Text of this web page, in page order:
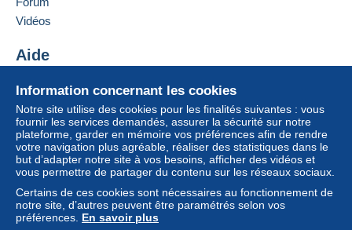
Conditions de paiement :
Tous les paiements se font par le site Delcampe. En
fonction des possibilités proposées par le vendeur, vous
pouvez utiliserPayPal, ajouter unecarte de
crédit/débitou faire unvirement. Aucun paiement n’est
réalisé par chèque ou virement bancaire direct au
vendeur.
L’acheteur utilise les moyens de paiement disponibles
Contacter le vendeur
Information concernant les cookies
Notre site utilise des cookies pour les finalités suivantes : vous
fournir les services demandés, assurer la sécurité sur notre
plateforme, garder en mémoire vos préférences afin de rendre
votre navigation plus agréable, réaliser des statistiques dans le
but d’adapter notre site à vos besoins, afficher des vidéos et
vous permettre de partager du contenu sur les réseaux sociaux.
Certains de ces cookies sont nécessaires au fonctionnement de
notre site, d’autres peuvent être paramétrés selon vos
préférences. En savoir plus
Vidéos
Aide
Acheter sur Delcampe
Vendre sur Delcampe
Un site sécurisé